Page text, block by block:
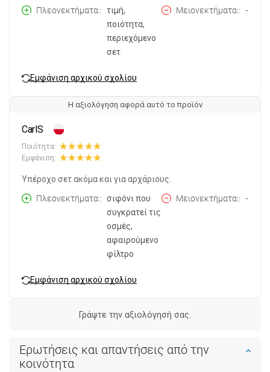
Πλεονεκτήματα:
τιμή,
ποιότητα,
περιεχόμενο
σετ
Μειονεκτήματα: -
Εμφάνιση αρχικού σχολίου
Η αξιολόγηση αφορά αυτό το προϊόν
CarlS
Ποιότητα:
Εμφάνιση:
Υπέροχο σετ ακόμα και για αρχάριους.
Πλεονεκτήματα:
σιφόνι που
συγκρατεί τις
οσμές,
αφαιρούμενο
φίλτρο
Μειονεκτήματα: -
Εμφάνιση αρχικού σχολίου
Γράψτε την αξιολόγησή σας.
Ερωτήσεις και απαντήσεις από την
κοινότητα